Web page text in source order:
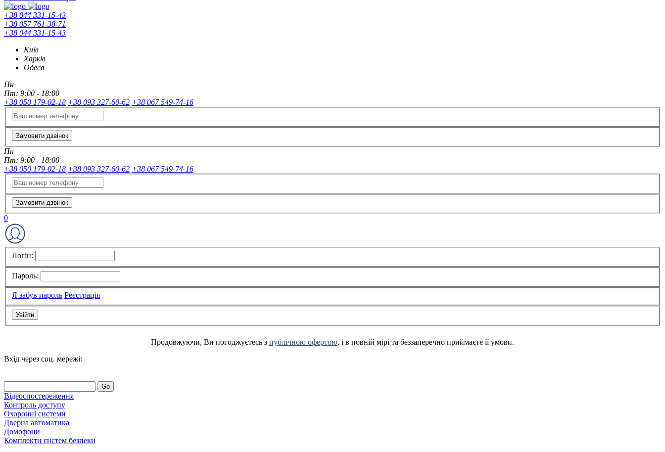
+38 044 331-15-43
+38 057 761-38-71
+38 044 331-15-43
Київ
Харків
Одеса
Пн
Пт: 9:00 - 18:00
+38 050 179-02-18 +38 093 327-60-62 +38 067 549-74-16
Замовити дзвінок
Пн
Пт: 9:00 - 18:00
+38 050 179-02-18 +38 093 327-60-62 +38 067 549-74-16
Замовити дзвінок
0
Логін:
Пароль:
Я забув пароль Реєстрація
Продовжуючи, Ви погоджуєтесь з публічною офертою, і в повній мірі та беззаперечно приймаєте її умови.
Вхід через соц. мережі:
Go
Відеоспостереження
Контроль доступу
Охоронні системи
Дверна автоматика
Домофони
Комплекти систем безпеки